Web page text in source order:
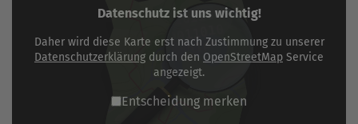
Datenschutz ist uns wichtig!
Daher wird diese Karte erst nach Zustimmung zu unserer
Datenschutzerklärung durch den OpenStreetMap Service
angezeigt.
Entscheidung merken